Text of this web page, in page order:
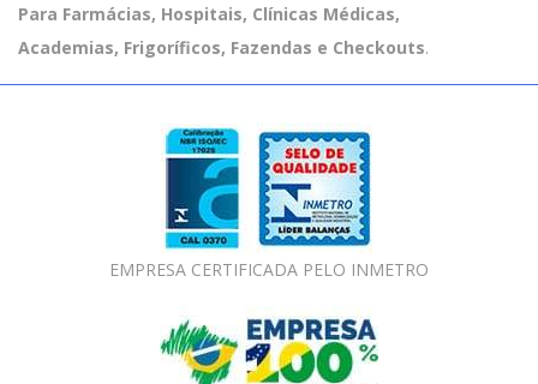
Para Farmácias, Hospitais, Clínicas Médicas,
Academias, Frigoríficos, Fazendas e Checkouts.
EMPRESA CERTIFICADA PELO INMETRO